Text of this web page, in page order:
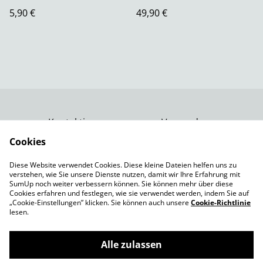
5,90 €
49,90 €
Kontaktiere uns
Versand
Impressum
Cookie-Richtlinie
Cookies
Diese Website verwendet Cookies. Diese kleine Dateien helfen uns zu
verstehen, wie Sie unsere Dienste nutzen, damit wir Ihre Erfahrung mit
SumUp noch weiter verbessern können. Sie können mehr über diese
Cookies erfahren und festlegen, wie sie verwendet werden, indem Sie auf
„Cookie-Einstellungen” klicken. Sie können auch unsereCookie-Richtlinie
lesen.
Alle zulassen